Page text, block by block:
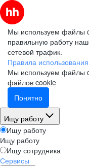
Мы используем файлы
правильную работу
сетевой трафик.
Правила
Мы используем файлы
файлов cookie
Понятно
Ищу работу
Ищу работу
Ищу работу
Ищу сотрудника
Сервисы